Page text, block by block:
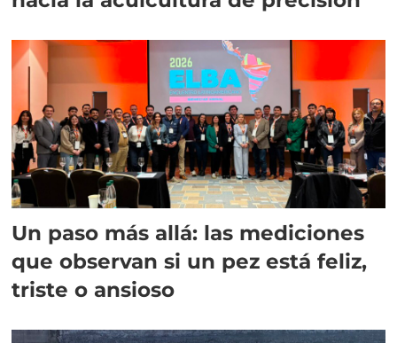
Un paso más allá: las mediciones
que observan si un pez está feliz,
triste o ansioso